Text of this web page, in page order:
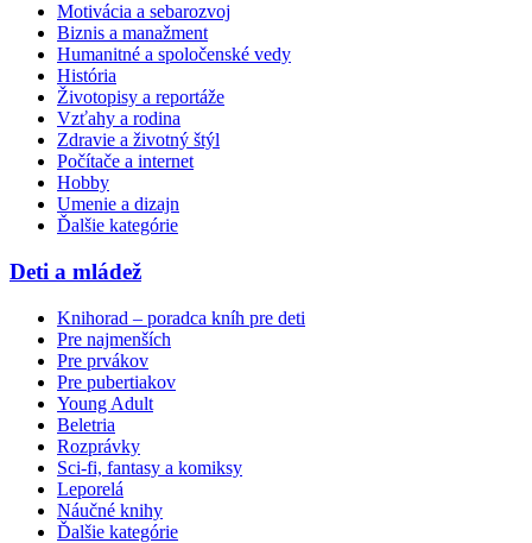
Motivácia a sebarozvoj
Biznis a manažment
Humanitné a spoločenské vedy
História
Životopisy a reportáže
Vzťahy a rodina
Zdravie a životný štýl
Počítače a internet
Hobby
Umenie a dizajn
Ďalšie kategórie
Deti a mládež
Knihorad – poradca kníh pre deti
Pre najmenších
Pre prvákov
Pre pubertiakov
Young Adult
Beletria
Rozprávky
Sci-fi, fantasy a komiksy
Leporelá
Náučné knihy
Ďalšie kategórie